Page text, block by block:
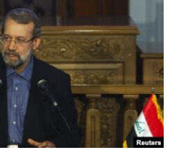
STANDARTLARIMIZ